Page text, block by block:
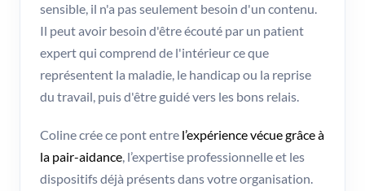
sensible, il n'a pas seulement besoin d'un contenu.
Il peut avoir besoin d'être écouté par un patient
expert qui comprend de l'intérieur ce que
représentent la maladie, le handicap ou la reprise
du travail, puis d'être guidé vers les bons relais.
Coline crée ce pont entre l’expérience vécue grâce à
la pair-aidance, l’expertise professionnelle et les
dispositifs déjà présents dans votre organisation.